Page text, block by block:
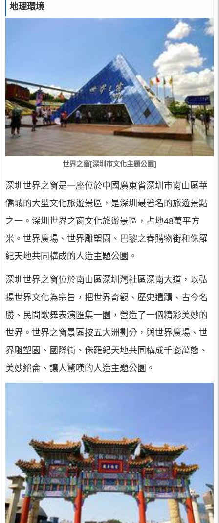
地理環境
世界之窗[深圳市文化主題公園]
深圳世界之窗是一座位於中國廣東省深圳市南山區華
僑城的大型文化旅遊景區，是深圳最著名的旅遊景點
之一。深圳世界之窗文化旅遊景區，占地48萬平方
米。世界廣場、世界雕塑園、巴黎之春購物街和侏羅
紀天地共同構成的人造主題公園。
深圳世界之窗位於南山區深圳灣社區深南大道，以弘
揚世界文化為宗旨，把世界奇觀、歷史遺蹟、古今名
勝、民間歌舞表演匯集一園，營造了一個精彩美妙的
世界。世界之窗景區按五大洲劃分，與世界廣場、世
界雕塑園、國際街、侏羅紀天地共同構成千姿萬態、
美妙絕侖、讓人驚嘆的人造主題公園。